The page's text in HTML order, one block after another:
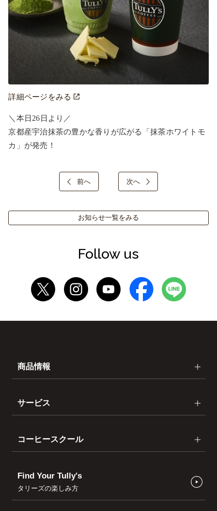
詳細ページをみる
＼本日26日より／
京都産宇治抹茶の豊かな香りが広がる「抹茶ホワイトモ
カ」が発売！
前へ 次へ
お知らせ一覧をみる
Follow us
商品情報
サービス
コーヒースクール
Find Your Tully's
タリーズの楽しみ方